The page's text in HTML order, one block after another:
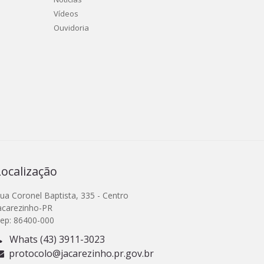
Vídeos
Ouvidoria
Coronel Baptista, 335 - Centro
PR
86400-000
Whats (43) 3911-3023
protocolo@jacarezinho.pr.gov.br